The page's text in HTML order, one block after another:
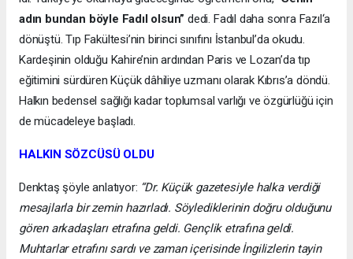
adın bundan böyle Fadıl olsun” dedi. Fadıl daha sonra Fazıl‘a
dönüştü. Tıp Fakültesi’nin birinci sınıfını İstanbul’da okudu.
Kardeşinin olduğu Kahire’nin ardından Paris ve Lozan’da tıp
eğitimini sürdüren Küçük dâhiliye uzmanı olarak Kıbrıs’a döndü.
Halkın bedensel sağlığı kadar toplumsal varlığı ve özgürlüğü için
de mücadeleye başladı.
HALKIN SÖZCÜSÜ OLDU
Denktaş şöyle anlatıyor: “Dr. Küçük gazetesiyle halka verdiği
mesajlarla bir zemin hazırladı. Söylediklerinin doğru olduğunu
gören arkadaşları etrafına geldi. Gençlik etrafına geldi.
Muhtarlar etrafını sardı ve zaman içerisinde İngilizlerin tayin